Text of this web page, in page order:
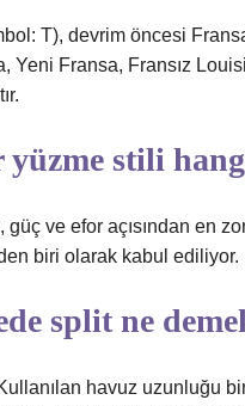
T), devrim öncesi
Yeni Fransa, Fransız
yüzme stili
güç ve efor açısından en
biri olarak kabul ediliyor.
split ne
havuz uzunluğu